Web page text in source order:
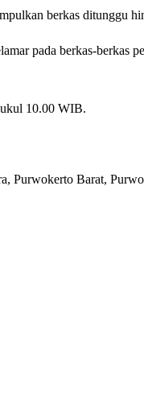
berkas ditunggu
pada berkas-berkas
10.00 WIB.
Barat,